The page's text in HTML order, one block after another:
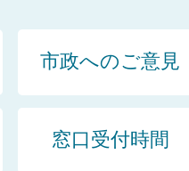
市政へのご意見
窓口受付時間